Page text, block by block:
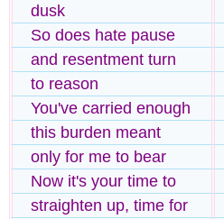
dusk
So does hate pause
and resentment turn
to reason
You've carried enough
this burden meant
only for me to bear
Now it's your time to
straighten up, time for